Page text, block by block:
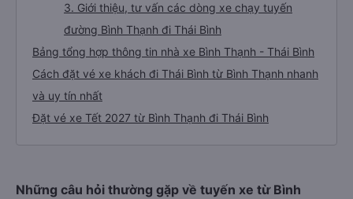
3. Giới thiệu, tư vấn các dòng xe chạy tuyến
đường Bình Thạnh đi Thái Bình
Bảng tổng hợp thông tin nhà xe Bình Thạnh - Thái Bình
Cách đặt vé xe khách đi Thái Bình từ Bình Thạnh nhanh
và uy tín nhất
Đặt vé xe Tết 2027 từ Bình Thạnh đi Thái Bình
Những câu hỏi thường gặp về tuyến xe từ Bình